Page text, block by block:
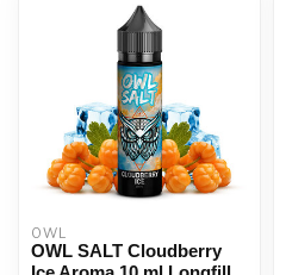
OWL
OWL SALT Cloudberry